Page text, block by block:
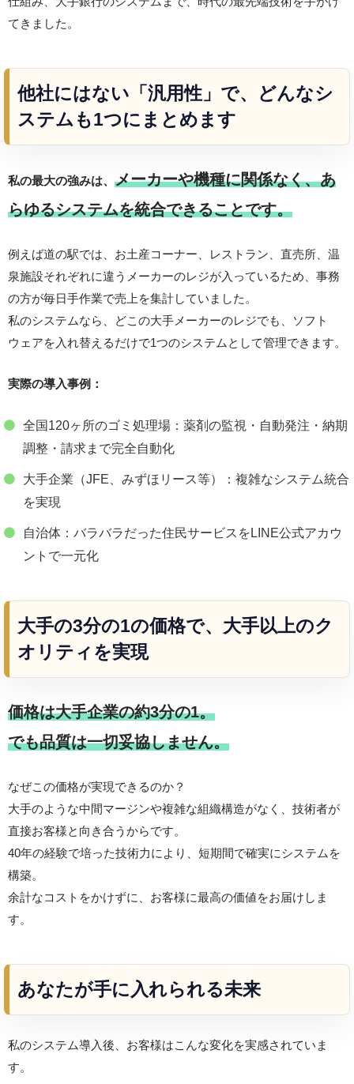
てきました。
他社にはない「汎用性」で、どんなシ
ステムも1つにまとめます
私の最大の強みは、 メーカーや機種に関係なく、あ
らゆるシステムを統合できることです。
例えば道の駅では、お土産コーナー、レストラン、直売所、温
泉施設それぞれに違うメーカーのレジが入っているため、事務
の方が毎日手作業で売上を集計していました。
私のシステムなら、どこの大手メーカーのレジでも、ソフト
ウェアを入れ替えるだけで1つのシステムとして管理できます。
実際の導入事例：
全国120ヶ所のゴミ処理場：薬剤の監視・自動発注・納期
調整・請求まで完全自動化
大手企業（JFE、みずほリース等）：複雑なシステム統合
を実現
自治体：バラバラだった住民サービスをLINE公式アカウ
ントで一元化
大手の3分の1の価格で、大手以上のク
オリティを実現
価格は大手企業の約3分の1。
でも品質は一切妥協しません。
なぜこの価格が実現できるのか？
大手のような中間マージンや複雑な組織構造がなく、技術者が
直接お客様と向き合うからです。
40年の経験で培った技術力により、短期間で確実にシステムを
構築。
余計なコストをかけずに、お客様に最高の価値をお届けしま
す。
あなたが手に入れられる未来
私のシステム導入後、お客様はこんな変化を実感されていま
す。